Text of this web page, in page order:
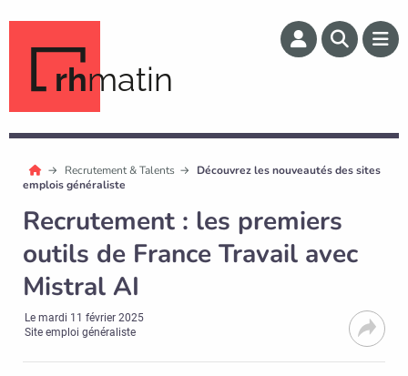
rhmatin
Recrutement & Talents
Découvrez les nouveautés des sites
emplois généraliste
Recrutement : les premiers
outils de France Travail avec
Mistral AI
Lemardi 11 février 2025
Site emploi généraliste